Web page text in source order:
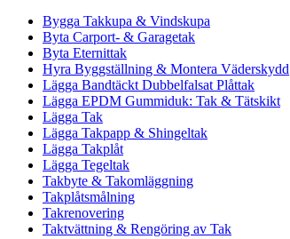
Bygga Takkupa & Vindskupa
Byta Carport- & Garagetak
Byta Eternittak
Hyra Byggställning & Montera Väderskydd
Lägga Bandtäckt Dubbelfalsat Plåttak
Lägga EPDM Gummiduk: Tak & Tätskikt
Lägga Tak
Lägga Takpapp & Shingeltak
Lägga Takplåt
Lägga Tegeltak
Takbyte & Takomläggning
Takplåtsmålning
Takrenovering
Taktvättning & Rengöring av Tak